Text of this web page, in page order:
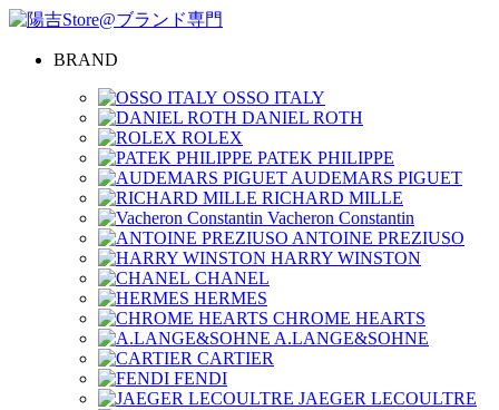
BRAND
OSSO ITALY
DANIEL ROTH
ROLEX
PATEK PHILIPPE
AUDEMARS PIGUET
RICHARD MILLE
Vacheron Constantin
ANTOINE PREZIUSO
HARRY WINSTON
CHANEL
HERMES
CHROME HEARTS
A.LANGE&SOHNE
CARTIER
FENDI
JAEGER LECOULTRE